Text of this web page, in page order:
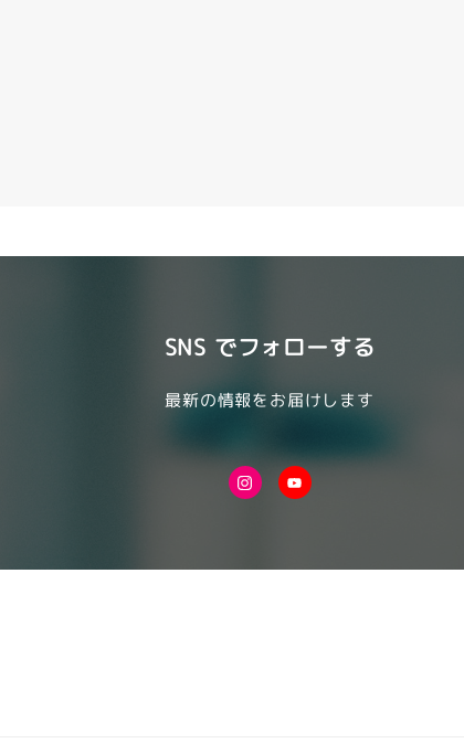
SNS でフォローする
最新の情報をお届けします